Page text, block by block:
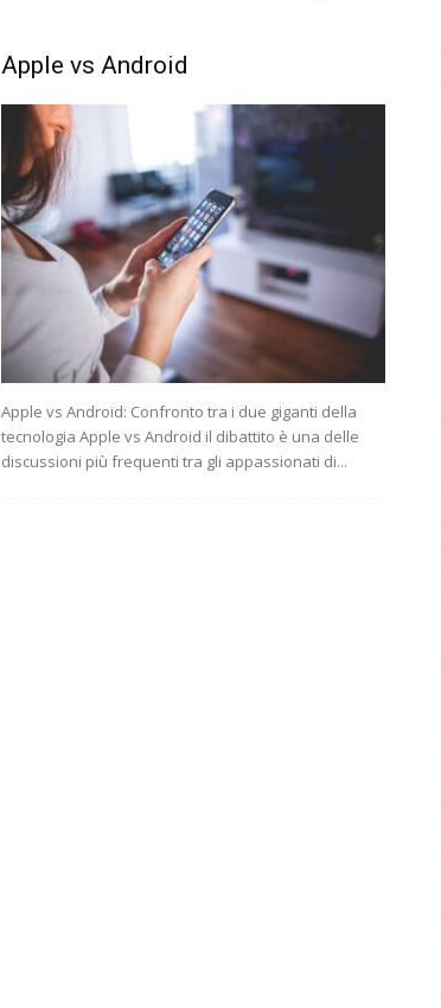
Apple vs Android
Apple vs Android: Confronto tra i due giganti della
tecnologia Apple vs Android il dibattito è una delle
discussioni più frequenti tra gli appassionati di...